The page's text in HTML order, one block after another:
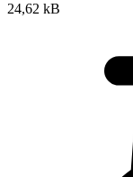
24,62 kB